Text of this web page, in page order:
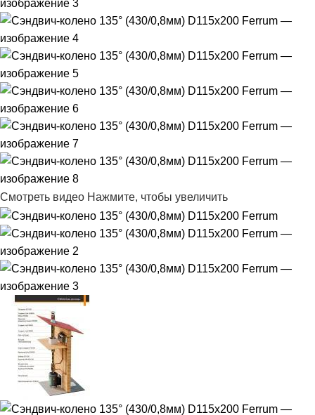
Смотреть видео Нажмите, чтобы увеличить